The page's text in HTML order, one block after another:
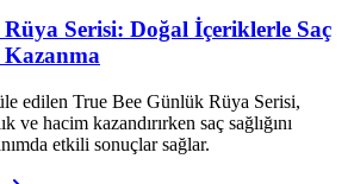
Serisi: Doğal İçeriklerle Saç
Kazanma
edilen True Bee Günlük Rüya Serisi,
ve hacim kazandırırken saç sağlığını
etkili sonuçlar sağlar.